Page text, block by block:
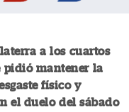
a los cuartos
pidió mantener la
físico y
el duelo del sábado